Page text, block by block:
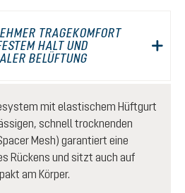
TRAGEKOMFORT
HALT UND
BELÜFTUNG
mit elastischem Hüftgurt
schnell trocknenden
Mesh) garantiert eine
Rückens und sitzt auch auf
am Körper.